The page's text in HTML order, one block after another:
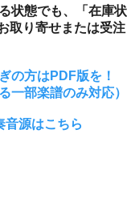
状態でも、「在庫状
取り寄せまたは受注
の方はPDF版を！
一部楽譜のみ対応）
源はこちら